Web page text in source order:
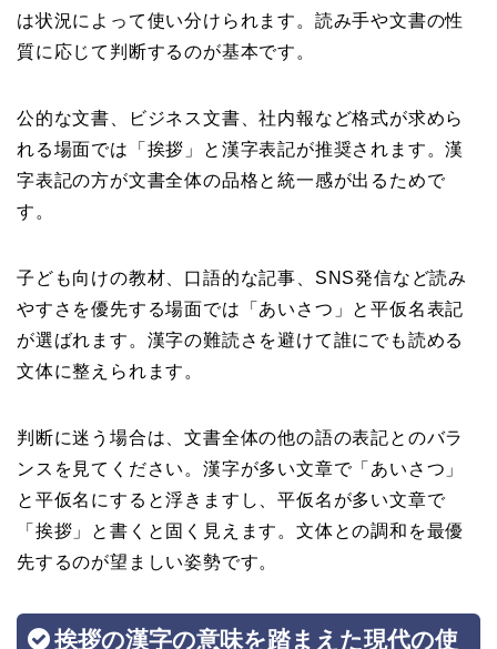
は状況によって使い分けられます。読み手や文書の性
質に応じて判断するのが基本です。
公的な文書、ビジネス文書、社内報など格式が求めら
れる場面では「挨拶」と漢字表記が推奨されます。漢
字表記の方が文書全体の品格と統一感が出るためで
す。
子ども向けの教材、口語的な記事、SNS発信など読み
やすさを優先する場面では「あいさつ」と平仮名表記
が選ばれます。漢字の難読さを避けて誰にでも読める
文体に整えられます。
判断に迷う場合は、文書全体の他の語の表記とのバラ
ンスを見てください。漢字が多い文章で「あいさつ」
と平仮名にすると浮きますし、平仮名が多い文章で
「挨拶」と書くと固く見えます。文体との調和を最優
先するのが望ましい姿勢です。
挨拶の漢字の意味を踏まえた現代の使